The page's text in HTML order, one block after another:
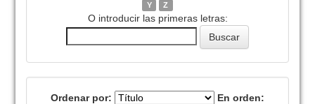
Y
Z
O introducir las primeras letras:
Ordenar por:
En orden: